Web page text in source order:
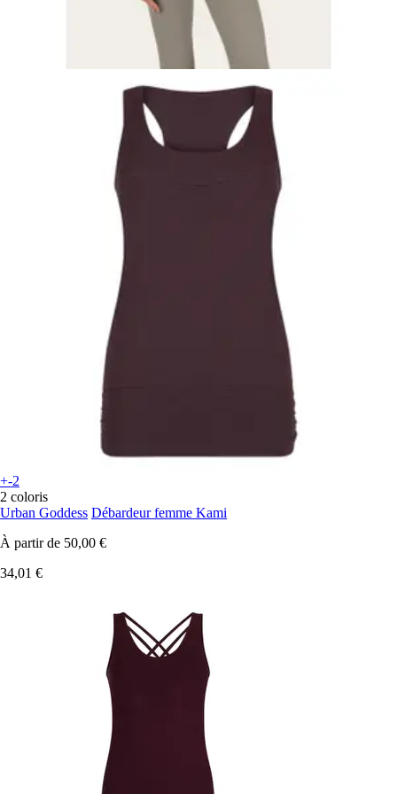
+-2
2 coloris
Urban Goddess Débardeur femme Kami
À partir de 50,00 €
34,01 €